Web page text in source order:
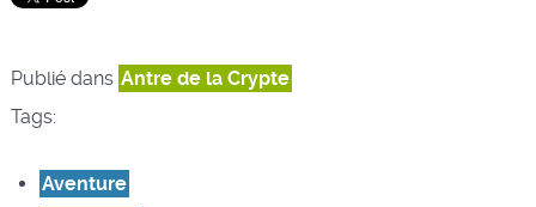
Publié dans Antre de la Crypte
Tags:
Aventure